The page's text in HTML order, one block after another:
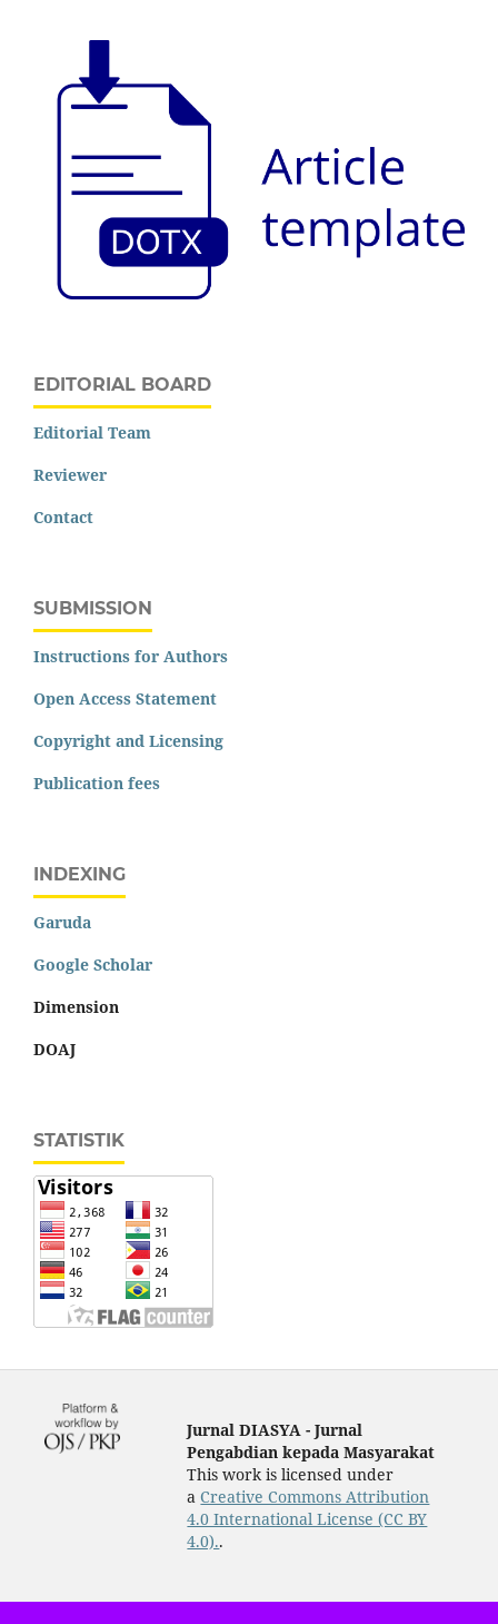
EDITORIAL BOARD
Editorial Team
Reviewer
Contact
SUBMISSION
Instructions for Authors
Open Access Statement
Copyright and Licensing
Publication fees
INDEXING
Garuda
Google Scholar
Dimension
DOAJ
STATISTIK
Jurnal DIASYA - Jurnal
Pengabdian kepada Masyarakat
This work is licensed under
aCreative Commons Attribution
4.0 International License (CC BY
4.0)..